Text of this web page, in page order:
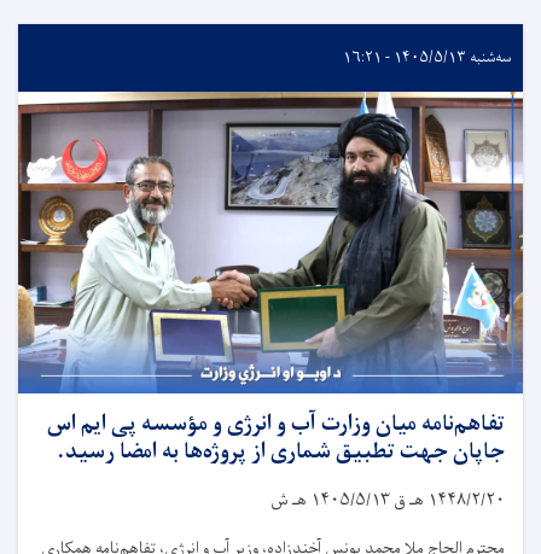
سه‌شنبه ۱۴۰۵/۵/۱۳ - ۱۶:۲۱
تفاهم‌نامه میان وزارت آب و انرژی و مؤسسه پی ایم اس
جاپان جهت تطبیق شماری از پروژه‌ها به امضا رسید.
۱۴۴۸/۲/۲۰ هـ ق۱۴۰۵/۵/۱۳ هـ ش